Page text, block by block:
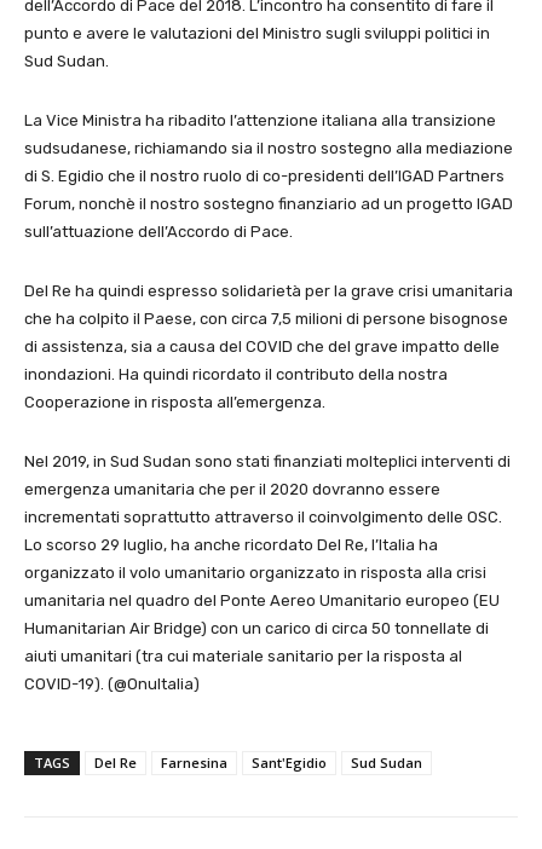
dell’Accordo di Pace del 2018. L’incontro ha consentito di fare il
punto e avere le valutazioni del Ministro sugli sviluppi politici in
Sud Sudan.
La Vice Ministra ha ribadito l’attenzione italiana alla transizione
sudsudanese, richiamando sia il nostro sostegno alla mediazione
di S. Egidio che il nostro ruolo di co-presidenti dell’IGAD Partners
Forum, nonchè il nostro sostegno finanziario ad un progetto IGAD
sull’attuazione dell’Accordo di Pace.
Del Re ha quindi espresso solidarietà per la grave crisi umanitaria
che ha colpito il Paese, con circa 7,5 milioni di persone bisognose
di assistenza, sia a causa del COVID che del grave impatto delle
inondazioni. Ha quindi ricordato il contributo della nostra
Cooperazione in risposta all’emergenza.
Nel 2019, in Sud Sudan sono stati finanziati molteplici interventi di
emergenza umanitaria che per il 2020 dovranno essere
incrementati soprattutto attraverso il coinvolgimento delle OSC.
Lo scorso 29 luglio, ha anche ricordato Del Re, l’Italia ha
organizzato il volo umanitario organizzato in risposta alla crisi
umanitaria nel quadro del Ponte Aereo Umanitario europeo (EU
Humanitarian Air Bridge) con un carico di circa 50 tonnellate di
aiuti umanitari (tra cui materiale sanitario per la risposta al
COVID-19). (@OnuItalia)
TAGS Del Re Farnesina Sant'Egidio Sud Sudan